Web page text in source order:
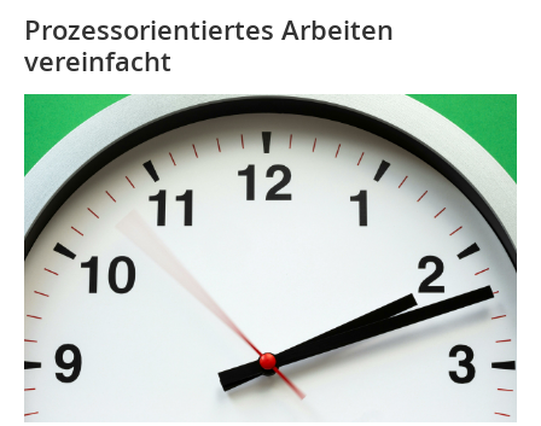
Prozessorientiertes Arbeiten
vereinfacht